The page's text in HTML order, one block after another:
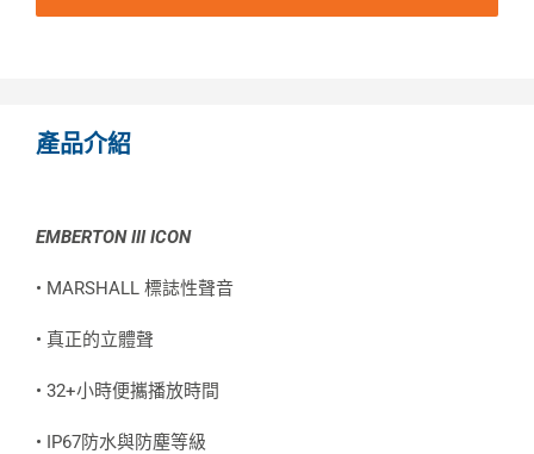
產品介紹
EMBERTON III ICON
• MARSHALL 標誌性聲音
• 真正的立體聲
• 32+小時便攜播放時間
• IP67防水與防塵等級